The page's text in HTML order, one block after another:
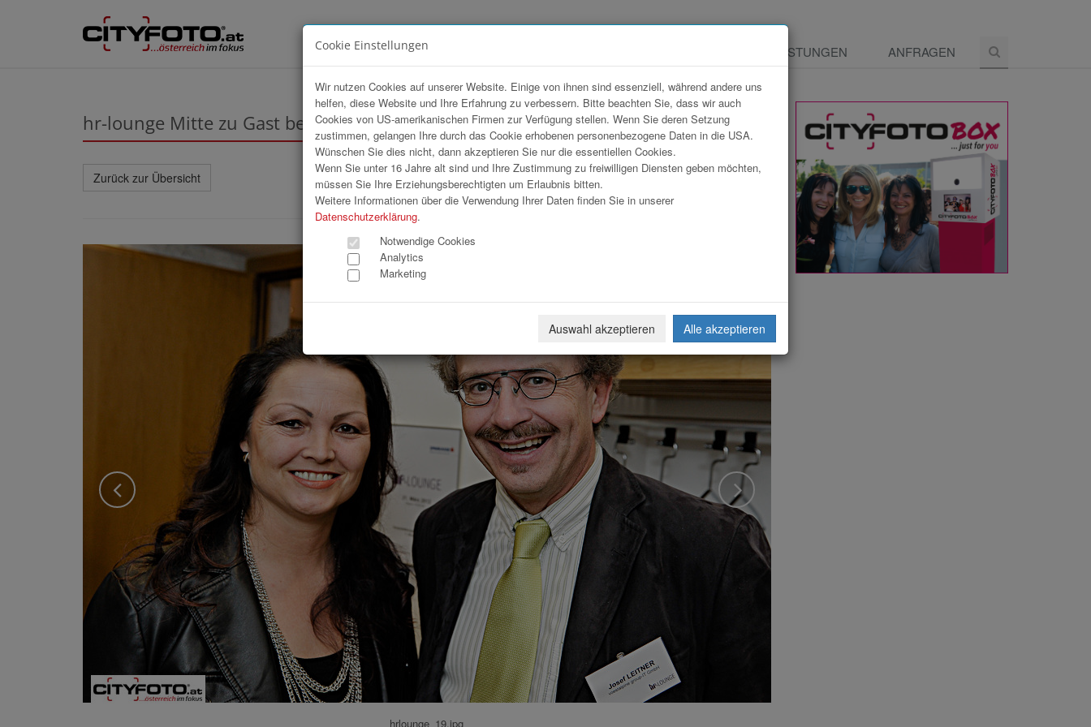
LEISTUNGEN ANFRAGEN
hr-lounge Mitte zu Gast bei Sparkasse OÖ
Zurück zur Übersicht Download Weiterleiten
hrlounge_19.jpg
Cookie Einstellungen
Wir nutzen Cookies auf unserer Website. Einige von ihnen sind essenziell, während andere uns
helfen, diese Website und Ihre Erfahrung zu verbessern. Bitte beachten Sie, dass wir auch
Cookies von US-amerikanischen Firmen zur Verfügung stellen. Wenn Sie deren Setzung
zustimmen, gelangen Ihre durch das Cookie erhobenen personenbezogene Daten in die USA.
Wünschen Sie dies nicht, dann akzeptieren Sie nur die essentiellen Cookies.
Wenn Sie unter 16 Jahre alt sind und Ihre Zustimmung zu freiwilligen Diensten geben möchten,
müssen Sie Ihre Erziehungsberechtigten um Erlaubnis bitten.
Weitere Informationen über die Verwendung Ihrer Daten finden Sie in unserer
Datenschutzerklärung.
Notwendige Cookies
Analytics
Marketing
Auswahl akzeptieren Alle akzeptieren